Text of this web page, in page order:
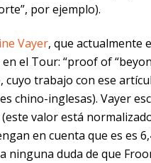
por ejemplo).
Vayer, que actualmente
el Tour: “proof of
trabajo con ese
chino-inglesas). Vayer
valor está
en cuenta que es es
ninguna duda de que